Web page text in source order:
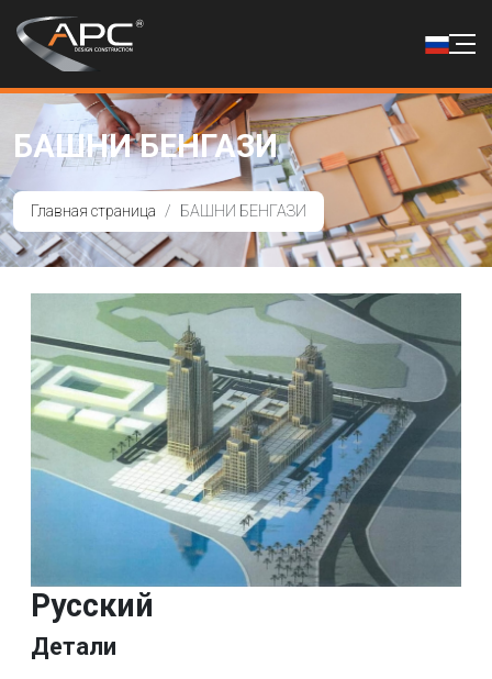
БАШНИ БЕНГАЗИ
Главная страница БАШНИ БЕНГАЗИ
Русский
Детали